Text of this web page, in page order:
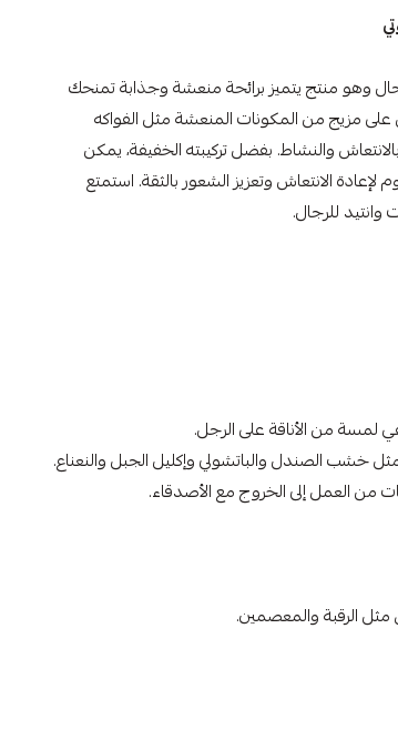
وهو منتج يتميز برائحة منعشة وجذابة تمنحك
مزيج من المكونات المنعشة مثل الفواكه
والنشاط. بفضل تركيبته الخفيفة، يمكن
الانتعاش وتعزيز الشعور بالثقة. استمتع
للرجال.
لمسة من الأناقة على الرجل.
خشب الصندل والباتشولي وإكليل الجبل والنعناع.
من العمل إلى الخروج مع الأصدقاء.
الرقبة والمعصمين.